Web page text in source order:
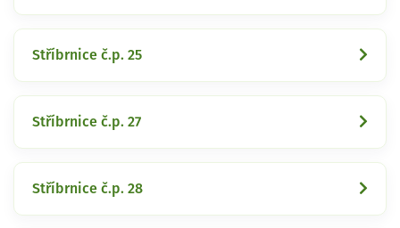
Stříbrnice č.p. 25
Stříbrnice č.p. 27
Stříbrnice č.p. 28